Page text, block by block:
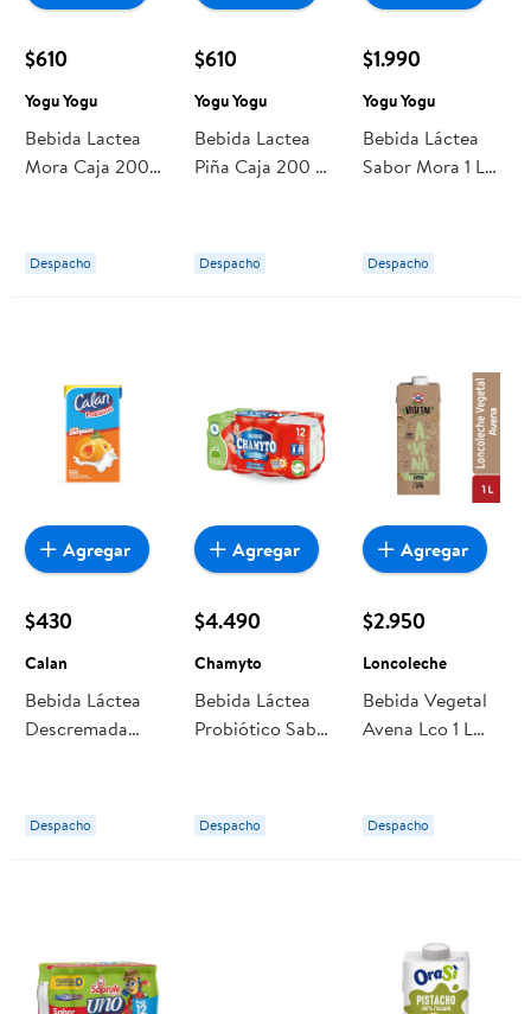
$610
Yogu Yogu
Bebida Lactea
Mora Caja 200
Despacho
$610
Yogu Yogu
Bebida Lactea
Piña Caja 200 ml
Despacho
$1.990
Yogu Yogu
Bebida Láctea
Sabor Mora 1 L
Despacho
$430
Calan
Bebida Láctea
Descremada
Calan
Despacho
Agregar
$4.490
Chamyto
Bebida Láctea
Probiótico Sabor
Botella 80ml
Chamyto
Despacho
Agregar
$2.950
Loncoleche
Bebida Vegetal
Avena Lco 1 L
Despacho
Agregar